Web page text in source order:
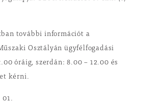
további információt a
Osztályán ügyfélfogadási
óráig, szerdán: 8.00 – 12.00 és
kérni.
01.